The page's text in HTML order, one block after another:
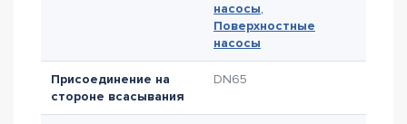
насосы,
Поверхностные
насосы
Присоединение на
стороне всасывания
DN65